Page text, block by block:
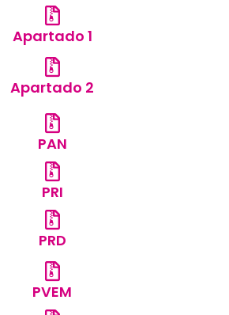
Apartado 1
Apartado 2
PAN
PRI
PRD
PVEM